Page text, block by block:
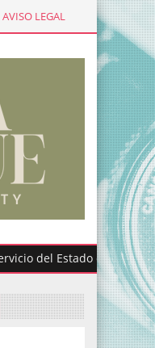
AVISO LEGAL
Estado de México